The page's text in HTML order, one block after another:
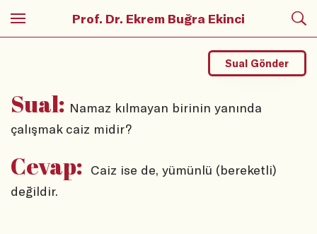
Prof. Dr. Ekrem Buğra Ekinci
Sual: Namaz kılmayan birinin yanında
çalışmak caiz midir?
Sual Gönder
Cevap: Caiz ise de, yümünlü (bereketli)
değildir.